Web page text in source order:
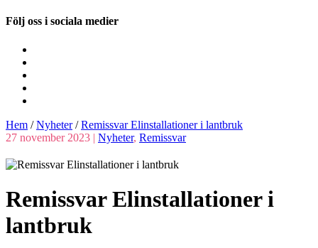
Följ oss i sociala medier
Hem /Nyheter/Remissvar Elinstallationer i lantbruk
27 november 2023 | Nyheter, Remissvar
Remissvar Elinstallationer i
lantbruk